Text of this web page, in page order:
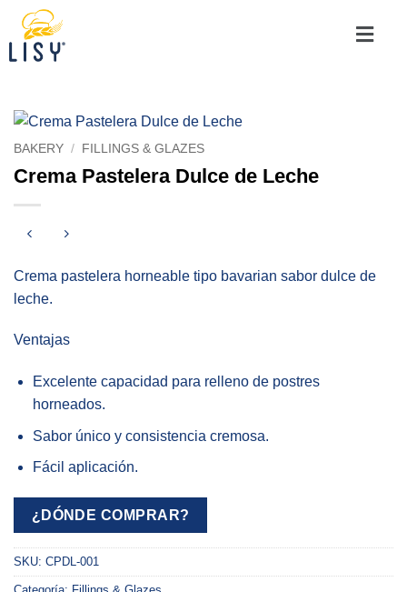
BAKERY / FILLINGS & GLAZES
Crema Pastelera Dulce de Leche
Crema pastelera horneable tipo bavarian sabor dulce de
leche.
Ventajas
Excelente capacidad para relleno de postres
horneados.
Sabor único y consistencia cremosa.
Fácil aplicación.
¿DÓNDE COMPRAR?
SKU: CPDL-001